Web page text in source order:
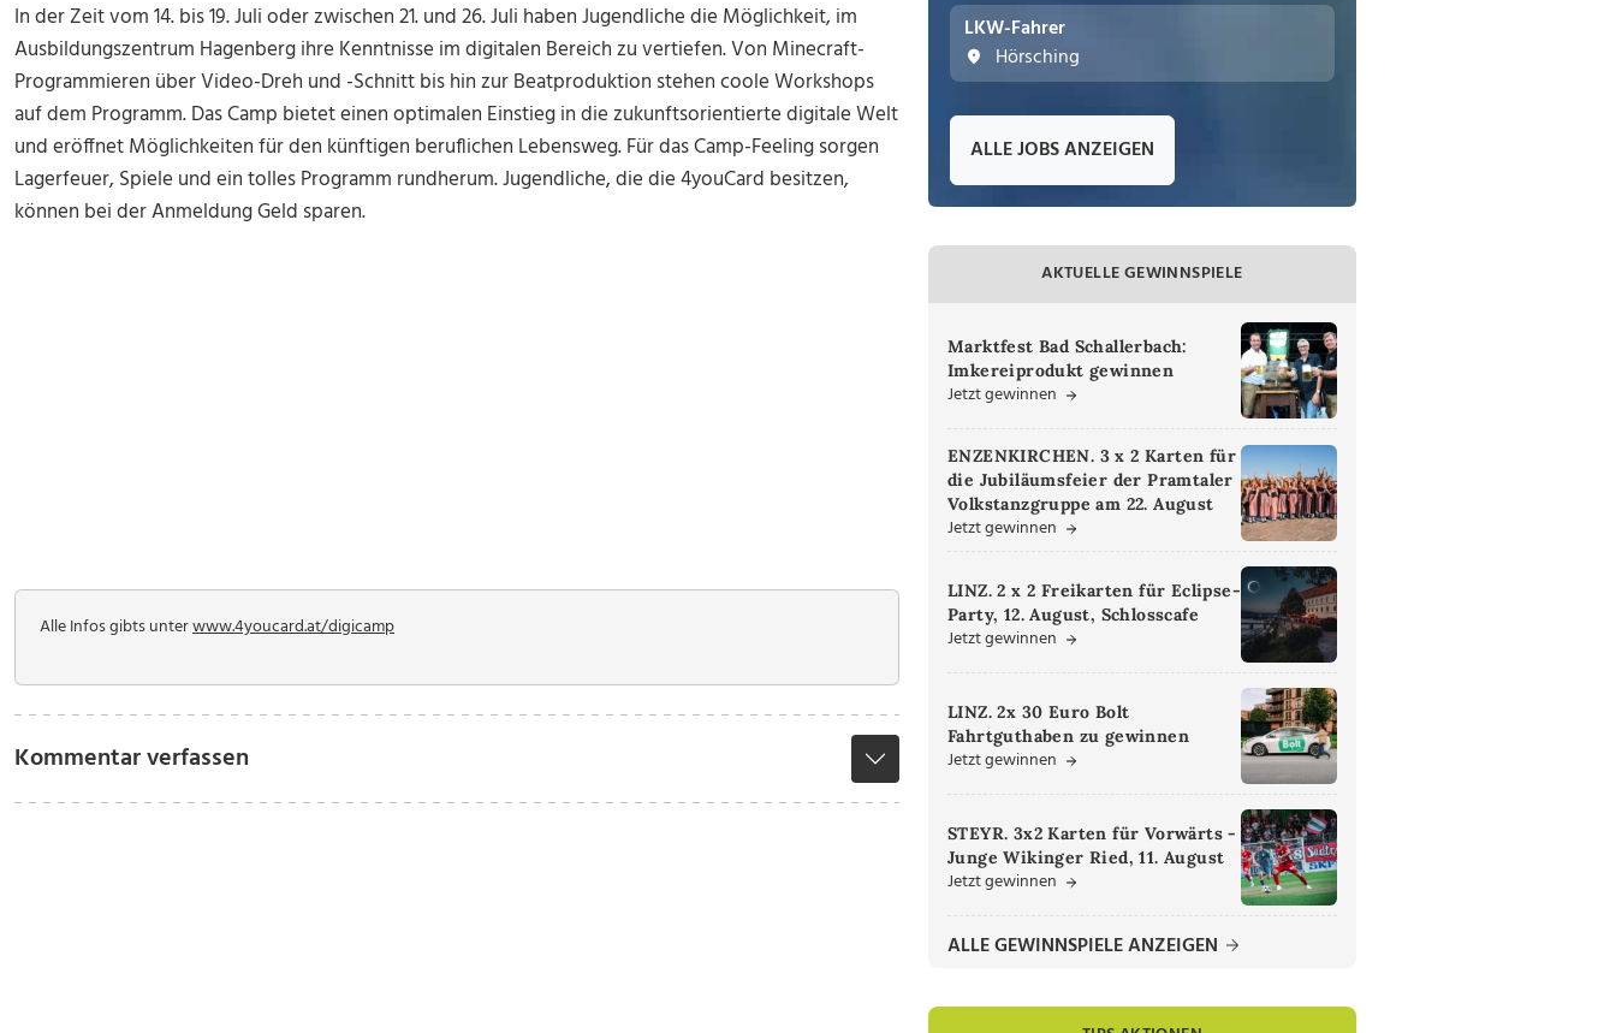
In der Zeit vom 14. bis 19. Juli oder zwischen 21. und 26. Juli haben Jugendliche die Möglichkeit, im
Ausbildungszentrum Hagenberg ihre Kenntnisse im digitalen Bereich zu vertiefen. Von Minecraft-
Programmieren über Video-Dreh und -Schnitt bis hin zur Beatproduktion stehen coole Workshops
auf dem Programm. Das Camp bietet einen optimalen Einstieg in die zukunftsorientierte digitale Welt
und eröffnet Möglichkeiten für den künftigen beruflichen Lebensweg. Für das Camp-Feeling sorgen
Lagerfeuer, Spiele und ein tolles Programm rundherum. Jugendliche, die die 4youCard besitzen,
können bei der Anmeldung Geld sparen.
Alle Infos gibts unterwww.4youcard.at/digicamp
Kommentar verfassen
LKW-Fahrer
Hörsching
ALLE JOBS ANZEIGEN
AKTUELLE GEWINNSPIELE
Marktfest Bad Schallerbach:
Imkereiprodukt gewinnen
Jetzt gewinnen
ENZENKIRCHEN. 3 x 2 Karten für
die Jubiläumsfeier der Pramtaler
Volkstanzgruppe am 22. August
Jetzt gewinnen
LINZ. 2 x 2 Freikarten für Eclipse-
Party, 12. August, Schlosscafe
Jetzt gewinnen
LINZ. 2x 30 Euro Bolt
Fahrtguthaben zu gewinnen
Jetzt gewinnen
STEYR. 3x2 Karten für Vorwärts -
Junge Wikinger Ried, 11. August
Jetzt gewinnen
ALLE GEWINNSPIELE ANZEIGEN